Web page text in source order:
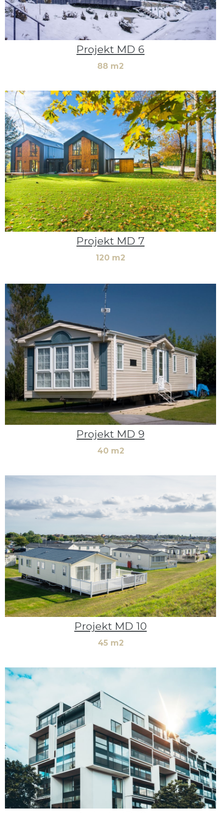
Projekt MD 6
88 m2
Projekt MD 7
120 m2
Projekt MD 9
40 m2
Projekt MD 10
45 m2